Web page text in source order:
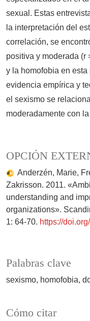
Palabras clave
sexismo homofobia
OPCIÓN
Anderzén, Marie,
Zakrisson. 2011.
understanding and
organizations».
1: 64-70. https://
Cómo citar
sexual. Estas
la interpretación del
correlación, se
positiva y moderada (r
y la homofobia en
evidencia empírica y
el sexismo se
moderadamente con